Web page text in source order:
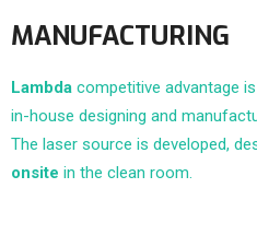
MANUFACTURING
Lambda competitive advantage
in-house designing and
The laser source is developed,
onsite in the clean room.